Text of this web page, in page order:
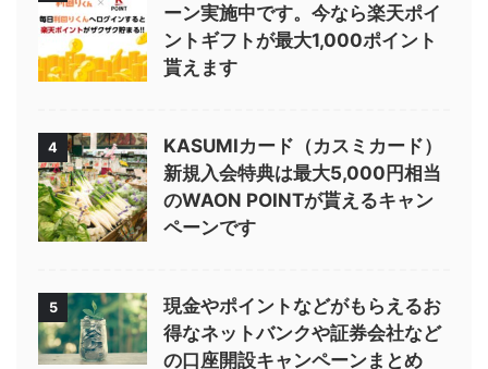
ーン実施中です。今なら楽天ポイ
ントギフトが最大1,000ポイント
貰えます
4
KASUMIカード（カスミカード）
新規入会特典は最大5,000円相当
のWAON POINTが貰えるキャン
ペーンです
5
現金やポイントなどがもらえるお
得なネットバンクや証券会社など
の口座開設キャンペーンまとめ